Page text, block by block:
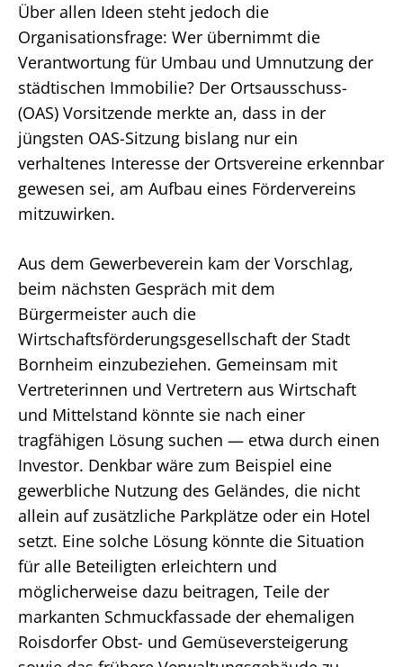
Über allen Ideen steht jedoch die
Organisationsfrage: Wer übernimmt die
Verantwortung für Umbau und Umnutzung der
städtischen Immobilie? Der Ortsausschuss-
(OAS) Vorsitzende merkte an, dass in der
jüngsten OAS-Sitzung bislang nur ein
verhaltenes Interesse der Ortsvereine erkennbar
gewesen sei, am Aufbau eines Fördervereins
mitzuwirken.
Aus dem Gewerbeverein kam der Vorschlag,
beim nächsten Gespräch mit dem
Bürgermeister auch die
Wirtschaftsförderungsgesellschaft der Stadt
Bornheim einzubeziehen. Gemeinsam mit
Vertreterinnen und Vertretern aus Wirtschaft
und Mittelstand könnte sie nach einer
tragfähigen Lösung suchen — etwa durch einen
Investor. Denkbar wäre zum Beispiel eine
gewerbliche Nutzung des Geländes, die nicht
allein auf zusätzliche Parkplätze oder ein Hotel
setzt. Eine solche Lösung könnte die Situation
für alle Beteiligten erleichtern und
möglicherweise dazu beitragen, Teile der
markanten Schmuckfassade der ehemaligen
Roisdorfer Obst- und Gemüseversteigerung